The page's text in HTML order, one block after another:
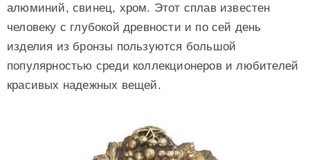
алюминий, свинец, хром. Этот сплав известен
человеку с глубокой древности и по сей день
изделия из бронзы пользуются большой
популярностью среди коллекционеров и любителей
красивых надежных вещей.